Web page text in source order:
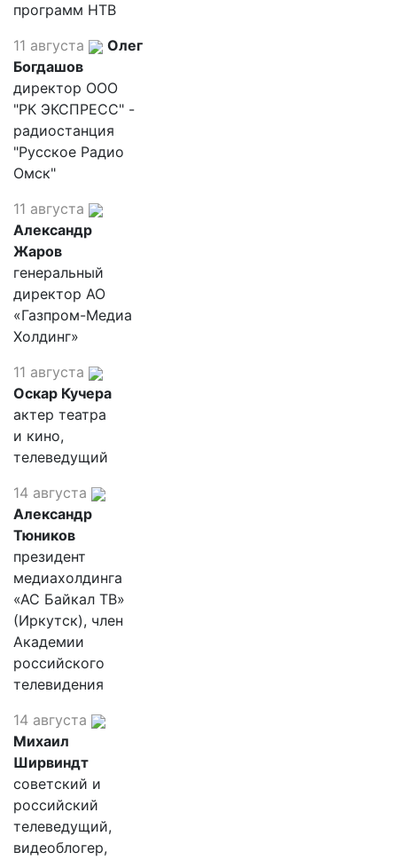
программ НТВ
11 августа
Олег
Богдашов
директор ООО
"РК ЭКСПРЕСС" -
радиостанция
"Русское Радио
Омск"
11 августа
Александр
Жаров
генеральный
директор АО
«Газпром-Медиа
Холдинг»
11 августа
Оскар Кучера
актер театра
и кино,
телеведущий
14 августа
Александр
Тюников
президент
медиахолдинга
«АС Байкал ТВ»
(Иркутск), член
Академии
российского
телевидения
14 августа
Михаил
Ширвиндт
советский и
российский
телеведущий,
видеоблогер,